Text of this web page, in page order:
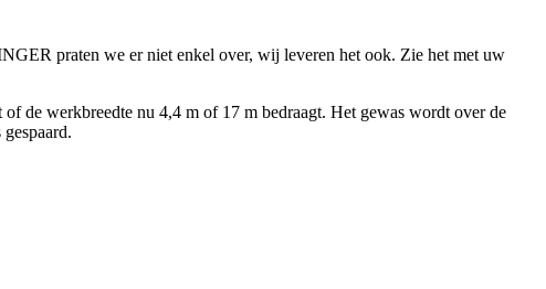
praten we er niet enkel over, wij leveren het ook. Zie het met uw
of de werkbreedte nu 4,4 m of 17 m bedraagt. Het gewas wordt over de